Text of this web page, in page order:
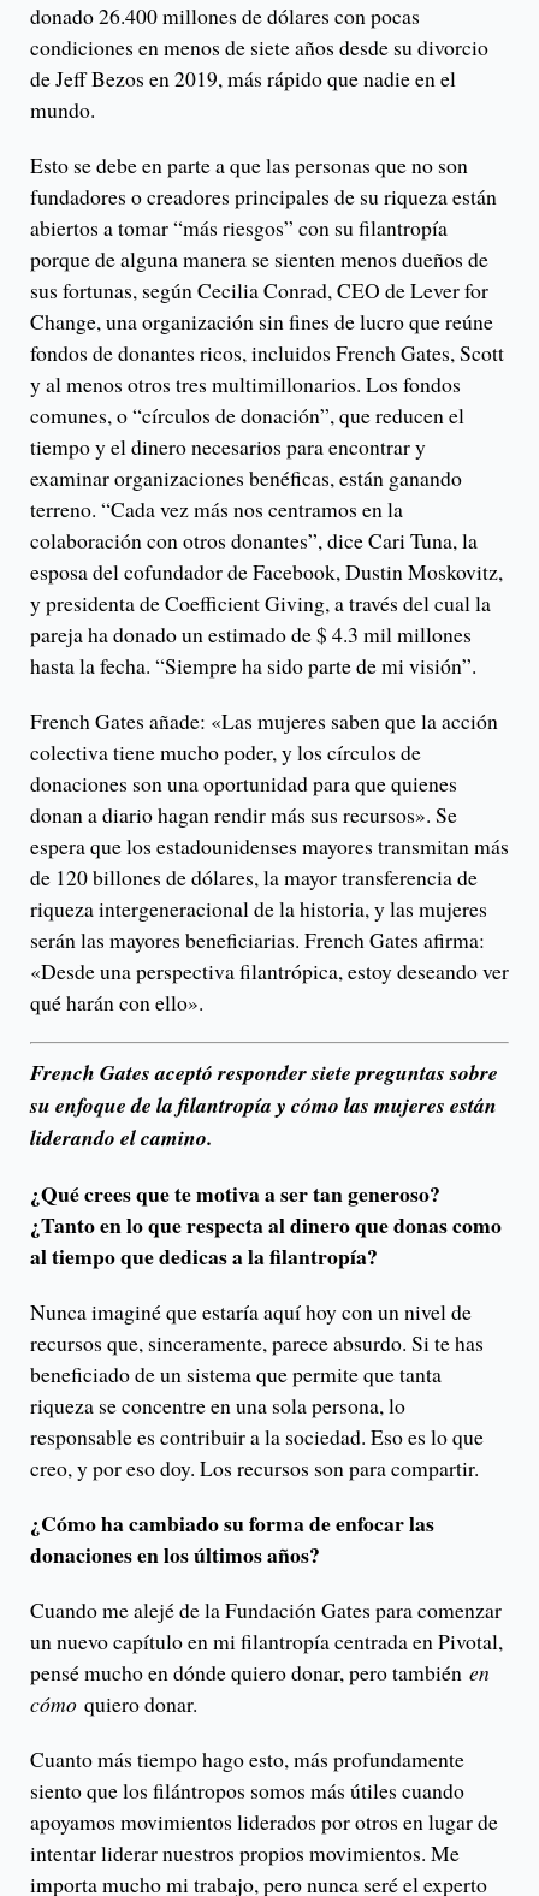
donado 26.400 millones de dólares con pocas
condiciones en menos de siete años desde su divorcio
de Jeff Bezos en 2019, más rápido que nadie en el
mundo.
Esto se debe en parte a que las personas que no son
fundadores o creadores principales de su riqueza están
abiertos a tomar “más riesgos” con su filantropía
porque de alguna manera se sienten menos dueños de
sus fortunas, según Cecilia Conrad, CEO de Lever for
Change, una organización sin fines de lucro que reúne
fondos de donantes ricos, incluidos French Gates, Scott
y al menos otros tres multimillonarios. Los fondos
comunes, o “círculos de donación”, que reducen el
tiempo y el dinero necesarios para encontrar y
examinar organizaciones benéficas, están ganando
terreno. “Cada vez más nos centramos en la
colaboración con otros donantes”, dice Cari Tuna, la
esposa del cofundador de Facebook, Dustin Moskovitz,
y presidenta de Coefficient Giving, a través del cual la
pareja ha donado un estimado de $ 4.3 mil millones
hasta la fecha. “Siempre ha sido parte de mi visión”.
French Gates añade: «Las mujeres saben que la acción
colectiva tiene mucho poder, y los círculos de
donaciones son una oportunidad para que quienes
donan a diario hagan rendir más sus recursos». Se
espera que los estadounidenses mayores transmitan más
de 120 billones de dólares, la mayor transferencia de
riqueza intergeneracional de la historia, y las mujeres
serán las mayores beneficiarias. French Gates afirma:
«Desde una perspectiva filantrópica, estoy deseando ver
qué harán con ello».
French Gates aceptó responder siete preguntas sobre
su enfoque de la filantropía y cómo las mujeres están
liderando el camino.
¿Qué crees que te motiva a ser tan generoso?
¿Tanto en lo que respecta al dinero que donas como
al tiempo que dedicas a la filantropía?
Nunca imaginé que estaría aquí hoy con un nivel de
recursos que, sinceramente, parece absurdo. Si te has
beneficiado de un sistema que permite que tanta
riqueza se concentre en una sola persona, lo
responsable es contribuir a la sociedad. Eso es lo que
creo, y por eso doy. Los recursos son para compartir.
¿Cómo ha cambiado su forma de enfocar las
donaciones en los últimos años?
Cuando me alejé de la Fundación Gates para comenzar
un nuevo capítulo en mi filantropía centrada en Pivotal,
pensé mucho en dónde quiero donar, pero también en
cómo quiero donar.
Cuanto más tiempo hago esto, más profundamente
siento que los filántropos somos más útiles cuando
apoyamos movimientos liderados por otros en lugar de
intentar liderar nuestros propios movimientos. Me
importa mucho mi trabajo, pero nunca seré el experto